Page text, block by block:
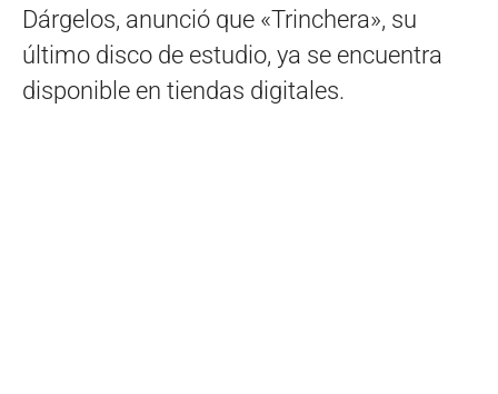
Dárgelos, anunció que «Trinchera», su
último disco de estudio, ya se encuentra
disponible en tiendas digitales.